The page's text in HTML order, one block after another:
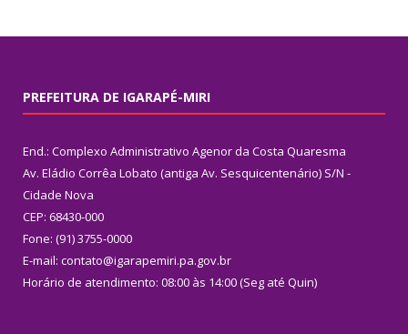
PREFEITURA DE IGARAPÉ-MIRI
End.: Complexo Administrativo Agenor da Costa Quaresma
Av. Eládio Corrêa Lobato (antiga Av. Sesquicentenário) S/N -
Cidade Nova
CEP: 68430-000
Fone: (91) 3755-0000
E-mail: contato@igarapemiri.pa.gov.br
Horário de atendimento: 08:00 às 14:00 (Seg até Quin)